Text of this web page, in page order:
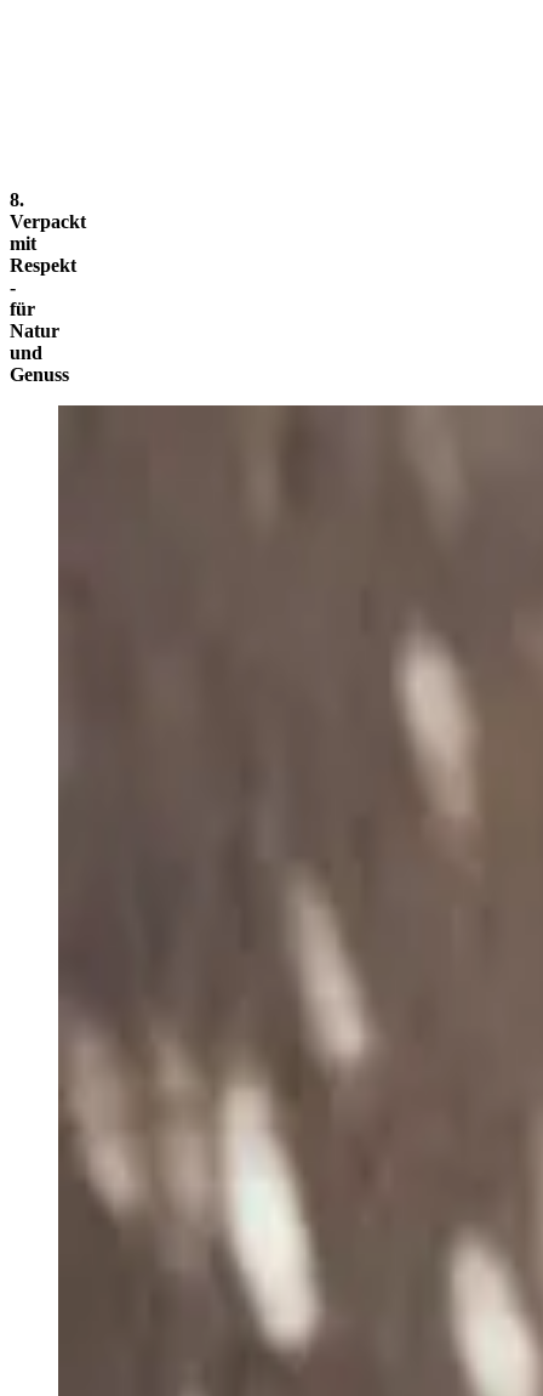
8.
Verpackt
mit
Respekt
-
für
Natur
und
Genuss